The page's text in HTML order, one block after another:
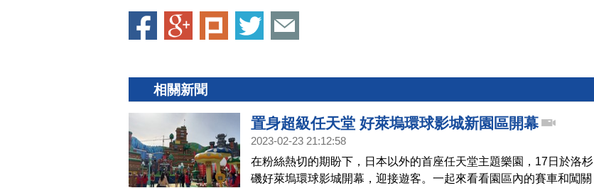
相關新聞
置身超級任天堂 好萊塢環球影城新園區開幕
2023-02-23 21:12:58
在粉絲熱切的期盼下，日本以外的首座任天堂主題樂園，17日於洛杉
磯好萊塢環球影城開幕，迎接遊客。一起來看看園區內的賽車和闖關